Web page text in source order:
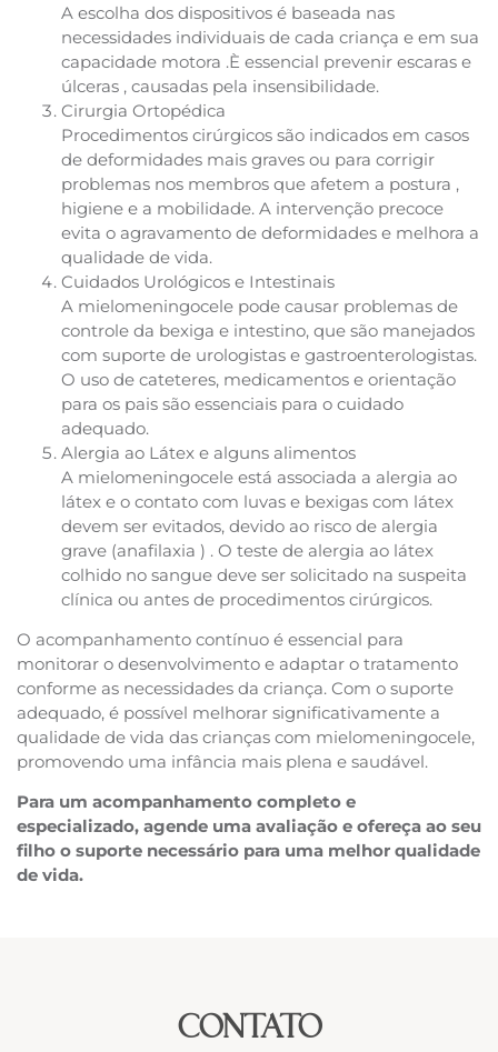
A escolha dos dispositivos é baseada nas
necessidades individuais de cada criança e em sua
capacidade motora .È essencial prevenir escaras e
úlceras , causadas pela insensibilidade.
Cirurgia Ortopédica
Procedimentos cirúrgicos são indicados em casos
de deformidades mais graves ou para corrigir
problemas nos membros que afetem a postura ,
higiene e a mobilidade. A intervenção precoce
evita o agravamento de deformidades e melhora a
qualidade de vida.
Cuidados Urológicos e Intestinais
A mielomeningocele pode causar problemas de
controle da bexiga e intestino, que são manejados
com suporte de urologistas e gastroenterologistas.
O uso de cateteres, medicamentos e orientação
para os pais são essenciais para o cuidado
adequado.
Alergia ao Látex e alguns alimentos
A mielomeningocele está associada a alergia ao
látex e o contato com luvas e bexigas com látex
devem ser evitados, devido ao risco de alergia
grave (anafilaxia ) . O teste de alergia ao látex
colhido no sangue deve ser solicitado na suspeita
clínica ou antes de procedimentos cirúrgicos.
O acompanhamento contínuo é essencial para
monitorar o desenvolvimento e adaptar o tratamento
conforme as necessidades da criança. Com o suporte
adequado, é possível melhorar significativamente a
qualidade de vida das crianças com mielomeningocele,
promovendo uma infância mais plena e saudável.
Para um acompanhamento completo e
especializado, agende uma avaliação e ofereça ao seu
filho o suporte necessário para uma melhor qualidade
de vida.
CONTATO